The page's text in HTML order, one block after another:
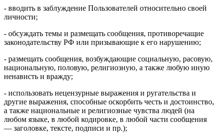
- вводить в заблуждение Пользователей относительно своей
личности;
- обсуждать темы и размещать сообщения, противоречащие
законодательству РФ или призывающие к его нарушению;
- размещать сообщения, возбуждающие социальную, расовую,
национальную, половую, религиозную, а также любую иную
ненависть и вражду;
- использовать нецензурные выражения и ругательства и
другие выражения, способные оскорбить честь и достоинство,
а также национальные и религиозные чувства людей (на
любом языке, в любой кодировке, в любой части сообщения
— заголовке, тексте, подписи и пр.);